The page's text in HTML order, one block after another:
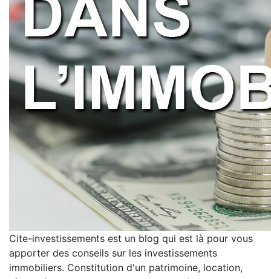
Cite-investissements est un blog qui est là pour vous
apporter des conseils sur les investissements
immobiliers. Constitution d'un patrimoine, location,